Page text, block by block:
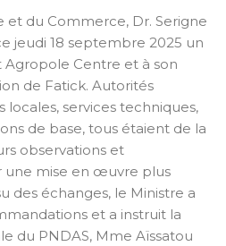
et du Commerce, Dr. Serigne
jeudi 18 septembre 2025 un
Agropole Centre et à son
de Fatick. Autorités
locales, services techniques,
de base, tous étaient de la
observations et
une mise en œuvre plus
des échanges, le Ministre a
et a instruit la
du PNDAS, Mme Aïssatou